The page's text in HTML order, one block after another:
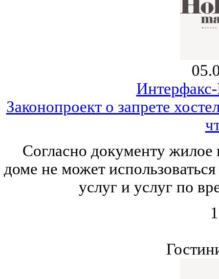
Законопроект о запрете
Согласно документу
доме не может
услуг и услуг по